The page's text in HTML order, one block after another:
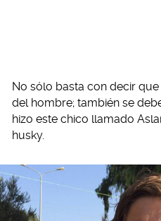
No sólo basta con decir
del hombre; también se
hizo este chico llamado
husky.